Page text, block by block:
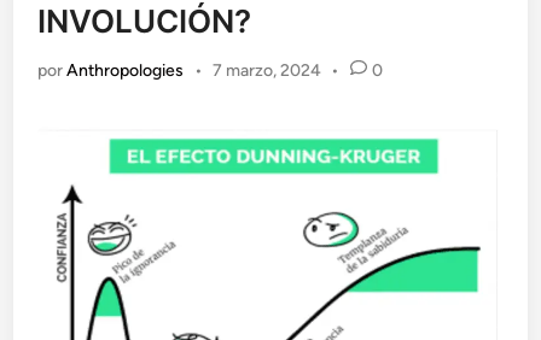
INVOLUCIÓN?
porAnthropologies • 7 marzo, 2024 • 0